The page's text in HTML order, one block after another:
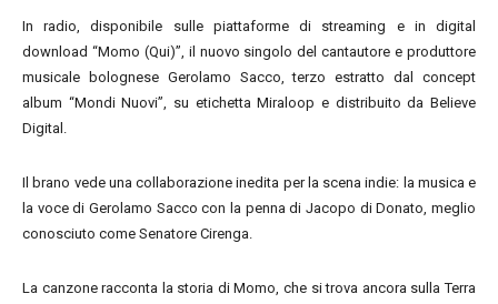
In radio, disponibile sulle piattaforme di streaming e in digital
download “Momo (Qui)”, il nuovo singolo del cantautore e produttore
musicale bolognese Gerolamo Sacco, terzo estratto dal concept
album “Mondi Nuovi”, su etichetta Miraloop e distribuito da Believe
Digital.
Il brano vede una collaborazione inedita per la scena indie: la musica e
la voce di Gerolamo Sacco con la penna di Jacopo di Donato, meglio
conosciuto come Senatore Cirenga.
La canzone racconta la storia di Momo, che si trova ancora sulla Terra